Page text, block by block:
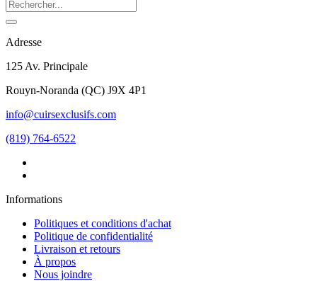
Adresse
125 Av. Principale
Rouyn-Noranda (QC) J9X 4P1
info@cuirsexclusifs.com
(819) 764-6522
Informations
Politiques et conditions d'achat
Politique de confidentialité
Livraison et retours
À propos
Nous joindre